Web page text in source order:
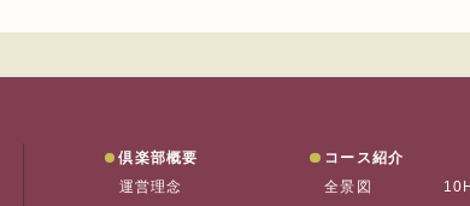
垂水ゴルフ
倶楽部概要
運営理念
コース紹介
全景図
10H